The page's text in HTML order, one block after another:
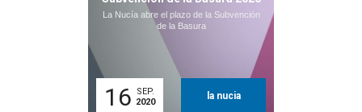
La Nucía abre el plazo de la Subvención
de la Basura
16
SEP.
2020
la nucia